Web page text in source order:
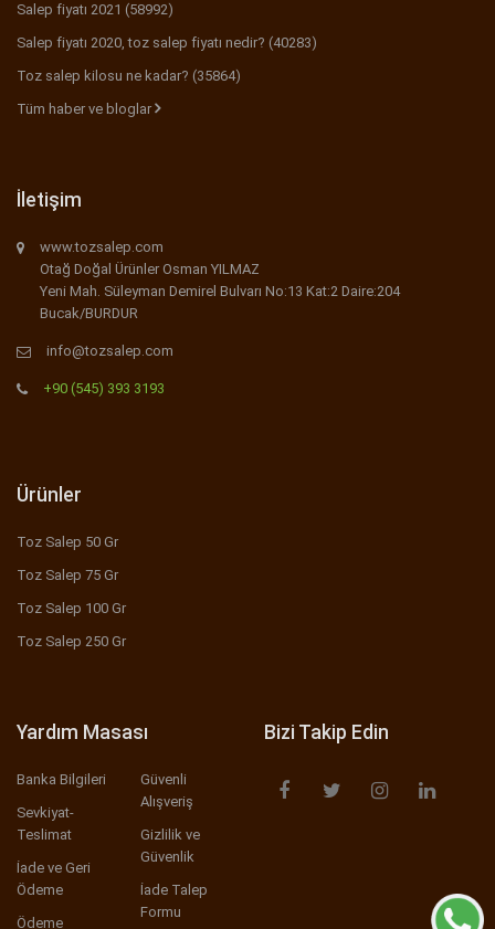
Salep fiyatı 2021 (58992)
Salep fiyatı 2020, toz salep fiyatı nedir? (40283)
Toz salep kilosu ne kadar? (35864)
Tüm haber ve bloglar
İletişim
www.tozsalep.com
Otağ Doğal Ürünler Osman YILMAZ
Yeni Mah. Süleyman Demirel Bulvarı No:13 Kat:2 Daire:204
Bucak/BURDUR
info@tozsalep.com
+90 (545) 393 3193
Ürünler
Toz Salep 50 Gr
Toz Salep 75 Gr
Toz Salep 100 Gr
Toz Salep 250 Gr
Yardım Masası
Banka Bilgileri
Sevkiyat-
Teslimat
İade ve Geri
Ödeme
Ödeme
Güvenli
Alışveriş
Gizlilik ve
Güvenlik
İade Talep
Formu
Bizi Takip Edin